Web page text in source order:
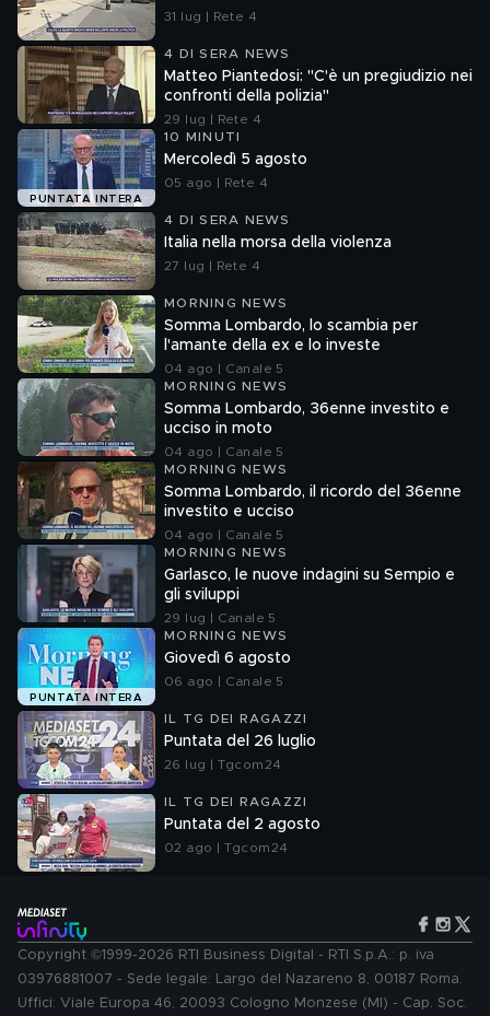
31 lug | Rete 4
4 DI SERA NEWS
Matteo Piantedosi: "C'è un pregiudizio nei
confronti della polizia"
29 lug | Rete 4
PUNTATA INTERA
10 MINUTI
Mercoledì 5 agosto
05 ago | Rete 4
4 DI SERA NEWS
Italia nella morsa della violenza
27 lug | Rete 4
MORNING NEWS
Somma Lombardo, lo scambia per
l'amante della ex e lo investe
04 ago | Canale 5
MORNING NEWS
Somma Lombardo, 36enne investito e
ucciso in moto
04 ago | Canale 5
MORNING NEWS
Somma Lombardo, il ricordo del 36enne
investito e ucciso
04 ago | Canale 5
MORNING NEWS
Garlasco, le nuove indagini su Sempio e
gli sviluppi
29 lug | Canale 5
PUNTATA INTERA
MORNING NEWS
Giovedì 6 agosto
06 ago | Canale 5
IL TG DEI RAGAZZI
Puntata del 26 luglio
26 lug | Tgcom24
IL TG DEI RAGAZZI
Puntata del 2 agosto
02 ago | Tgcom24
Copyright ©1999-2026 RTI Business Digital - RTI S.p.A.: p. iva
03976881007 - Sede legale: Largo del Nazareno 8, 00187 Roma.
Uffici: Viale Europa 46, 20093 Cologno Monzese (MI) - Cap. Soc.